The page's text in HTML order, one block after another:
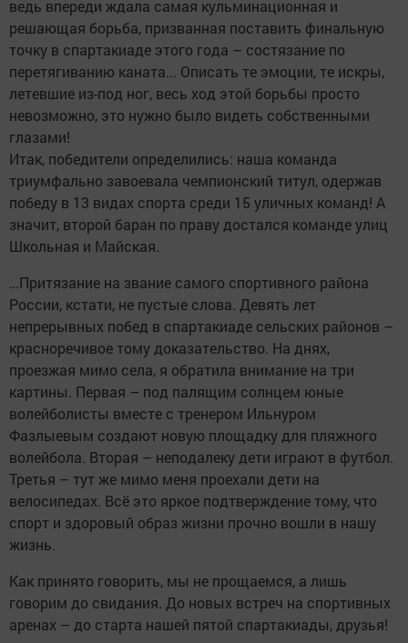
ведь впереди ждала самая кульминационная и
решающая борьба, призванная поставить финальную
точку в спартакиаде этого года – состязание по
перетягиванию каната... Описать те эмоции, те искры,
летевшие из-под ног, весь ход этой борьбы просто
невозможно, это нужно было видеть собственными
глазами!
Итак, победители определились: наша команда
триумфально завоевала чемпионский титул, одержав
победу в 13 видах спорта среди 15 уличных команд! А
значит, второй баран по праву достался команде улиц
Школьная и Майская.
…Притязание на звание самого спортивного района
России, кстати, не пустые слова. Девять лет
непрерывных побед в спартакиаде сельских районов –
красноречивое тому доказательство. На днях,
проезжая мимо села, я обратила внимание на три
картины. Первая – под палящим солнцем юные
волейболисты вместе с тренером Ильнуром
Фазлыевым создают новую площадку для пляжного
волейбола. Вторая – неподалеку дети играют в футбол.
Третья – тут же мимо меня проехали дети на
велосипедах. Всё это яркое подтверждение тому, что
спорт и здоровый образ жизни прочно вошли в нашу
жизнь.
Как принято говорить, мы не прощаемся, а лишь
говорим до свидания. До новых встреч на спортивных
аренах – до старта нашей пятой спартакиады, друзья!